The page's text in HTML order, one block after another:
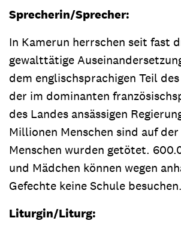
Sprecherin/Sprecher:
In Kamerun herrschen seit fast
gewalttätige
dem englischsprachigen Teil
der im dominanten
des Landes ansässigen
Millionen Menschen sind auf
Menschen wurden getötet.
und Mädchen können wegen
Gefechte keine Schule besuchen.
Liturgin/Liturg: